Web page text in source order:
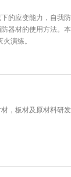
的应变能力，自我
器材的使用方法。
演练。
，板材及原材料研